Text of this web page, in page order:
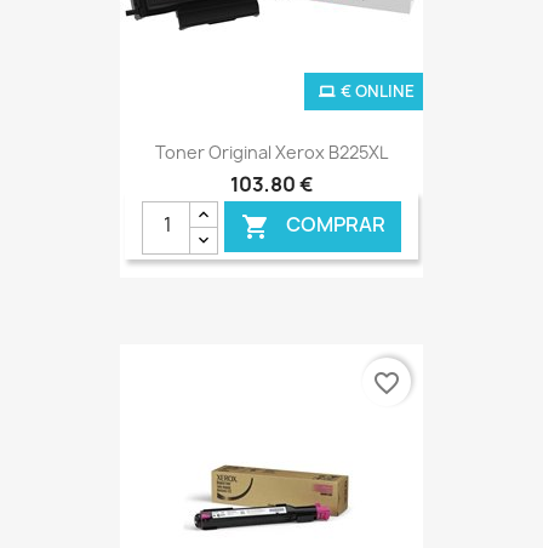
Toner Original Xerox B225XL
103,80 €
 COMPRAR
€ ONLINE
favorite_border